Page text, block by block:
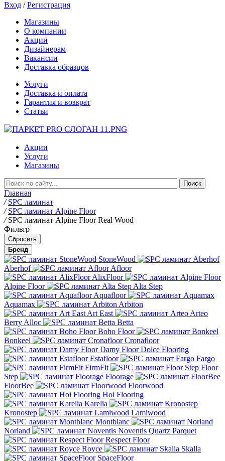
Вход /Регистрация
Магазины
О компании
Акции
Дизайнерам
Вакансии
Доставка образцов
Услуги
Доставка и оплата
Гарантия и возврат
Статьи
Акции
Услуги
Магазины
Главная
/ SPC ламинат
/ SPC ламинат Alpine Floor
/ SPC ламинат Alpine Floor Real Wood
Фильтр
Бренд
StoneWood
Aberhof
Afloor
AlixFloor
Alpine Floor
Alta Step
Aquafloor
Aquamax
Arbiton
Art East
Arteo
Berry Alloc
Betta
Boho Floor
Bonkeel
Cronafloor
Damy Floor Dolce Flooring
Estafloor
Fargo
FirmFit
Floor
Step
Floorage
FloorBee
Floorwood
Hoi Flooring
Karelia
Kronostep
Lamiwood
Montblanc
Norland
Noventis Quartz Parquet
Respect Floor
Royce
Skalla
SpaceFloor